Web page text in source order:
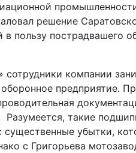
решение
пользу пострадвашего
компании
предприятие.
такие
существенные убытки,
с Григорьева